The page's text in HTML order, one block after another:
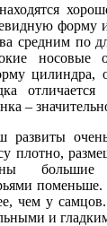
форму
средним по
носовые
цилиндра,
–
развиты
плотно,
чем у
и